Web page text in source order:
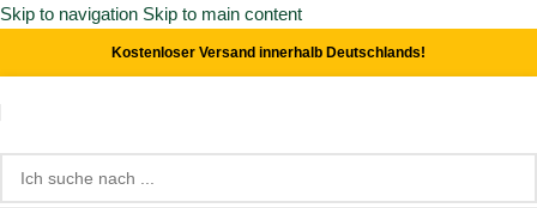
Skip to navigation Skip to main content
Kostenloser Versand innerhalb Deutschlands!